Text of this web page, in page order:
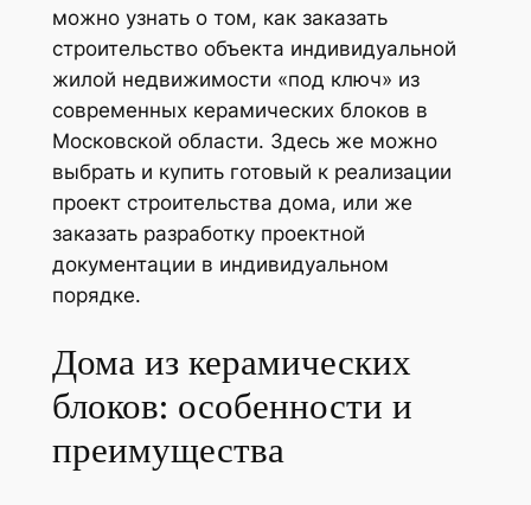
можно узнать о том, как заказать
строительство объекта индивидуальной
жилой недвижимости «под ключ» из
современных керамических блоков в
Московской области. Здесь же можно
выбрать и купить готовый к реализации
проект строительства дома, или же
заказать разработку проектной
документации в индивидуальном
порядке.
Дома из керамических
блоков: особенности и
преимущества